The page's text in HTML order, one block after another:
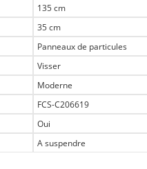
135 cm
35 cm
Panneaux de particules
Visser
Moderne
FCS-C206619
Oui
A suspendre